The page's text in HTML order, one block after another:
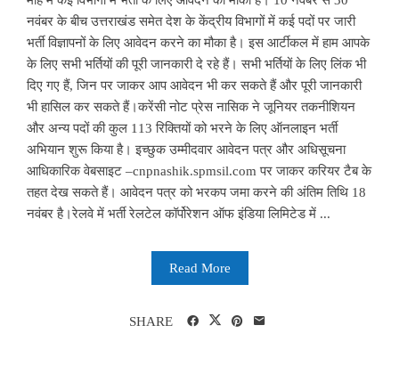
नवंबर के बीच उत्तराखंड समेत देश के केंद्रीय विभागों में कई पदों पर जारी
भर्ती विज्ञापनों के लिए आवेदन करने का मौका है। इस आर्टीकल में हाम आपके
के लिए सभी भर्तियों की पूरी जानकारी दे रहे हैं। सभी भर्तियों के लिए लिंक भी
दिए गए हैं, जिन पर जाकर आप आवेदन भी कर सकते हैं और पूरी जानकारी
भी हासिल कर सकते हैं।करेंसी नोट प्रेस नासिक ने जूनियर तकनीशियन
और अन्य पदों की कुल 113 रिक्तियों को भरने के लिए ऑनलाइन भर्ती
अभियान शुरू किया है। इच्छुक उम्मीदवार आवेदन पत्र और अधिसूचना
आधिकारिक वेबसाइट –cnpnashik.spmsil.com पर जाकर करियर टैब के
तहत देख सकते हैं। आवेदन पत्र को भरकप जमा करने की अंतिम तिथि 18
नवंबर है।रेलवे में भर्ती रेलटेल कॉर्पोरेशन ऑफ इंडिया लिमिटेड में ...
Read More
SHARE